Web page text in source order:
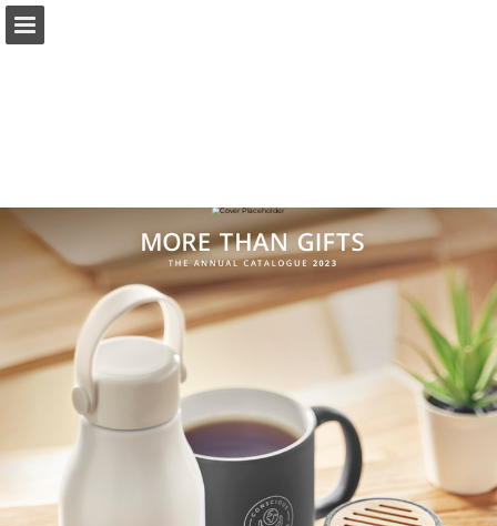
Buscar
Mis favoritos